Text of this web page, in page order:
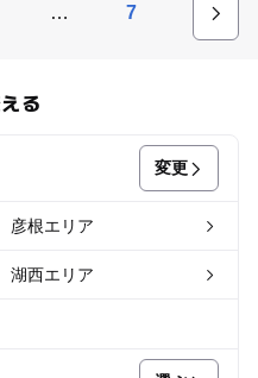
… 7
る
変更
彦根エリア
湖西エリア